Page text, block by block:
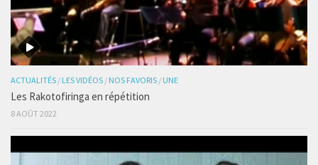
ACTUALITÉS / LES VIDÉOS / NOS FAVORIS / UNE
Les Rakotofiringa en répétition
8 AOÛT 2022